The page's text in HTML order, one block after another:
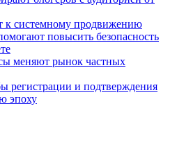
к системному продвижению
повысить безопасность
меняют рынок частных
регистрации и подтверждения
эпоху